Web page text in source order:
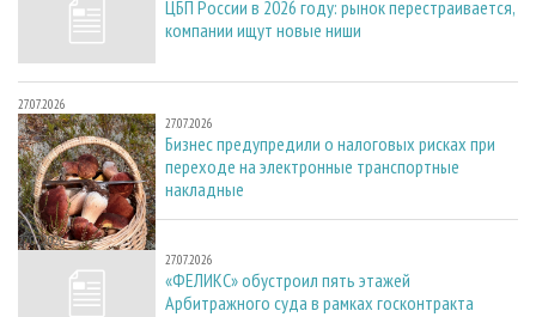
ЦБП России в 2026 году: рынок перестраивается,
компании ищут новые ниши
27.07.2026
27.07.2026
Бизнес предупредили о налоговых рисках при
переходе на электронные транспортные
накладные
27.07.2026
27.07.2026
«ФЕЛИКС» обустроил пять этажей
Арбитражного суда в рамках госконтракта